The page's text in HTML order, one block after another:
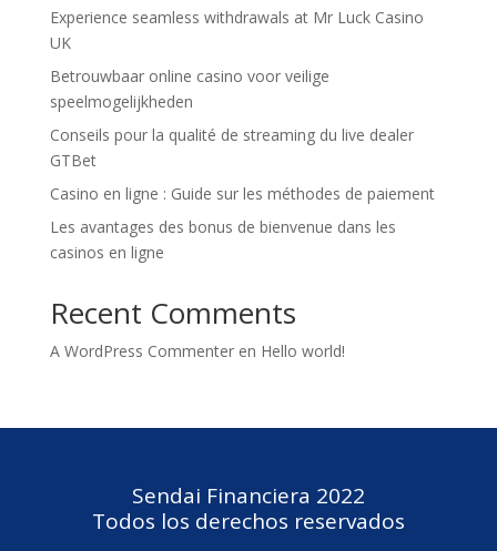
Experience seamless withdrawals at Mr Luck Casino
UK
Betrouwbaar online casino voor veilige
speelmogelijkheden
Conseils pour la qualité de streaming du live dealer
GTBet
Casino en ligne : Guide sur les méthodes de paiement
Les avantages des bonus de bienvenue dans les
casinos en ligne
Recent Comments
A WordPress Commenteren Hello world!
Sendai Financiera 2022
Todos los derechos reservados